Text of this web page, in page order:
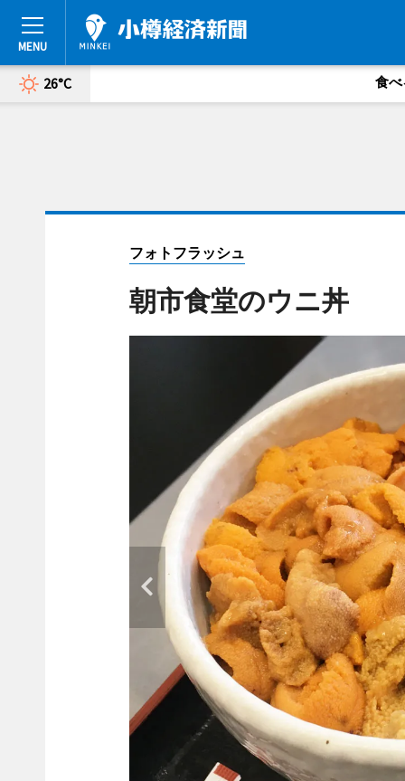
26°C 食べ
フォトフラッシュ
朝市食堂のウニ丼